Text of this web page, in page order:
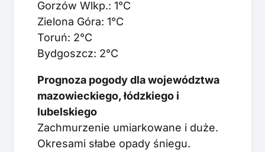
Gorzów Wlkp.: 1°C
Zielona Góra: 1°C
Toruń: 2°C
Bydgoszcz: 2°C
Prognoza pogody dla województwa
mazowieckiego, łódzkiego i
lubelskiego
Zachmurzenie umiarkowane i duże.
Okresami słabe opady śniegu.